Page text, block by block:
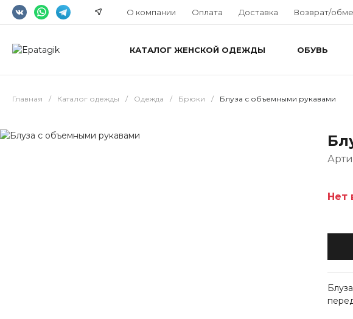
О компании Оплата Доставка Возврат/
КАТАЛОГ ЖЕНСКОЙ ОДЕЖДЫ ОБУВЬ
Главная / Каталог одежды / Одежда / Брюки / Блуза с объемными рукавами
Нет